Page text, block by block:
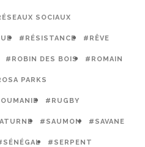
SOCIAUX
#RÉSISTANCE #RÊVE
#ROBIN DES BOIS #ROMAIN
PARKS
#RUGBY
#SAUMON #SAVANE
#SERPENT